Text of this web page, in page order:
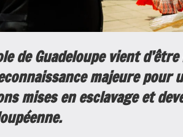
de Guadeloupe vient
majeure pour
mises en esclavage et